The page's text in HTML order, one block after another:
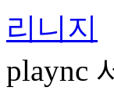
리니지
plaync